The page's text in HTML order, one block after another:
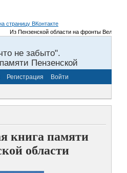
Из Пензенской области на фронты Великой
не забыто".
Пензенской
Регистрация Войти
книга памяти
области